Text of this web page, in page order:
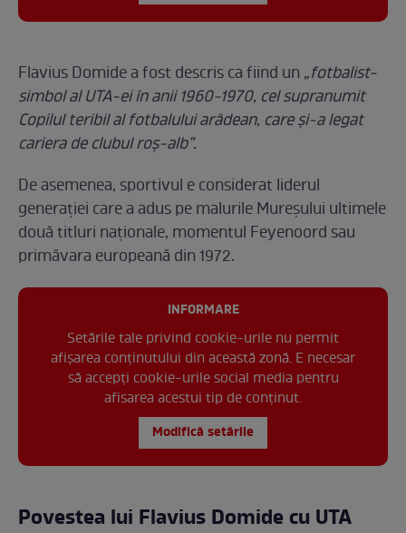
Flavius Domide a fost descris ca fiind un „fotbalist-
simbol al UTA-ei în anii 1960-1970, cel supranumit
Copilul teribil al fotbalului arădean, care şi-a legat
cariera de clubul roş-alb”.
De asemenea, sportivul e considerat liderul
generaţiei care a adus pe malurile Mureşului ultimele
două titluri naţionale, momentul Feyenoord sau
primăvara europeană din 1972.
INFORMARE
Setările tale privind cookie-urile nu permit
afișarea conținutului din această zonă. E necesar
să accepți cookie-urile social media pentru
afisarea acestui tip de conținut.
Modifică setările
Povestea lui Flavius Domide cu UTA